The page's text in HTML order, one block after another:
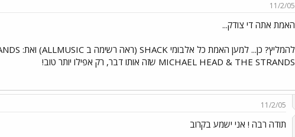
11/2/05
האמת אתה די צודק...
MICHAEL HEAD & THE STRANDS שזה אותו דבר, רק אפילו יותר טוב!
11/2/05
תודה רבה ! אני ישמע בקרוב